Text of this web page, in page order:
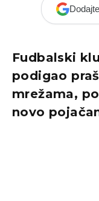
Fudbalski
podigao
mrežama,
novo